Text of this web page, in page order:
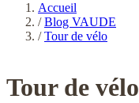
Accueil
/ Blog VAUDE
/ Tour de vélo
Tour de vélo